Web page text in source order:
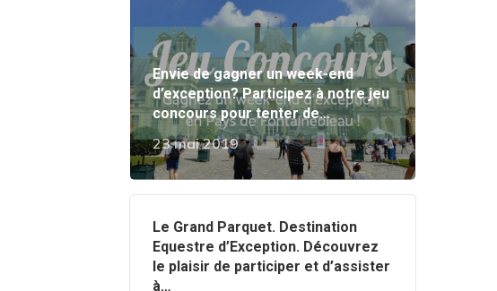
Envie de gagner un week-end
d’exception? Participez à notre jeu
concours pour tenter de…
23 mai 2019
‍️Le Grand Parquet. Destination
Equestre d’Exception. Découvrez
le plaisir de participer et d’assister
à…